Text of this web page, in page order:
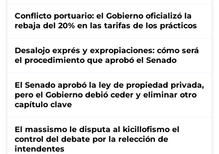
Conflicto portuario: el Gobierno oficializó la
rebaja del 20% en las tarifas de los prácticos
Desalojo exprés y expropiaciones: cómo será
el procedimiento que aprobó el Senado
El Senado aprobó la ley de propiedad privada,
pero el Gobierno debió ceder y eliminar otro
capítulo clave
El massismo le disputa al kicillofismo el
control del debate por la relección de
intendentes